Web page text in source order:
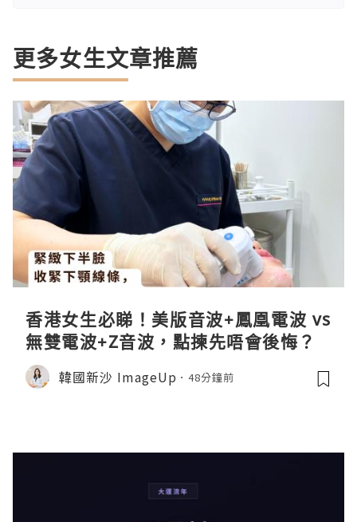
更多女生文章推薦
香港女生必睇！美版音波+鳳凰電波 vs
無雙電波+Z音波，點揀先唔會後悔？
韓國新沙 ImageUp 48分鐘前